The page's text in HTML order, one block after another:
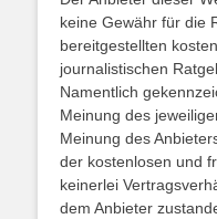
keine Gewähr für die
bereitgestellten
journalistischen
Namentlich
Meinung des
Meinung des
der kostenlosen und
keinerlei
dem Anbieter